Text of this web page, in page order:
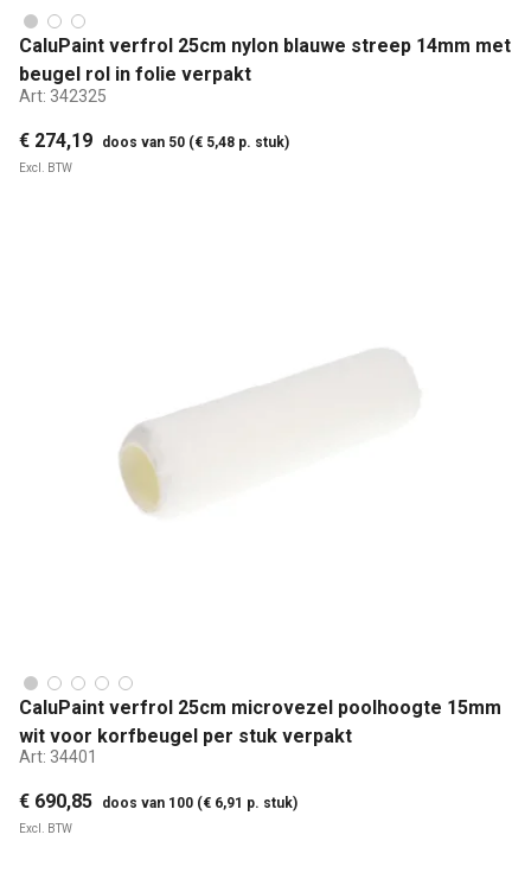
CaluPaint verfrol 25cm nylon blauwe streep 14mm met
beugel rol in folie verpakt
Art: 342325
€ 274,19 doos van 50 (€ 5,48 p. stuk)
Excl. BTW
CaluPaint verfrol 25cm microvezel poolhoogte 15mm
wit voor korfbeugel per stuk verpakt
Art: 34401
€ 690,85 doos van 100 (€ 6,91 p. stuk)
Excl. BTW